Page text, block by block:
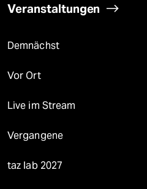
Veranstaltungen
Demnächst
Vor Ort
Live im Stream
Vergangene
taz lab 2027